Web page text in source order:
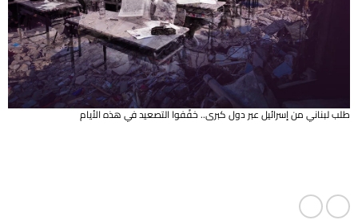
طلب لبناني من إسرائيل عبر دول كبرى.. خفّفوا التصعيد في هذه الأيام